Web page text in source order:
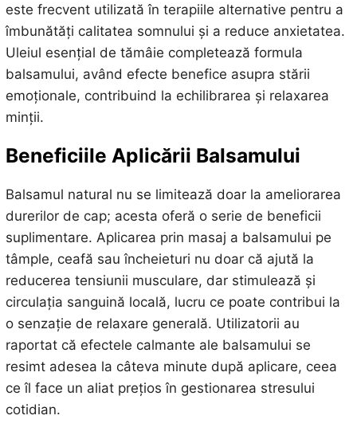
este frecvent utilizată în terapiile alternative pentru a
îmbunătăți calitatea somnului și a reduce anxietatea.
Uleiul esențial de tămâie completează formula
balsamului, având efecte benefice asupra stării
emoționale, contribuind la echilibrarea și relaxarea
minții.
Beneficiile Aplicării Balsamului
Balsamul natural nu se limitează doar la ameliorarea
durerilor de cap; acesta oferă o serie de beneficii
suplimentare. Aplicarea prin masaj a balsamului pe
tâmple, ceafă sau încheieturi nu doar că ajută la
reducerea tensiunii musculare, dar stimulează și
circulația sanguină locală, lucru ce poate contribui la
o senzație de relaxare generală. Utilizatorii au
raportat că efectele calmante ale balsamului se
resimt adesea la câteva minute după aplicare, ceea
ce îl face un aliat prețios în gestionarea stresului
cotidian.